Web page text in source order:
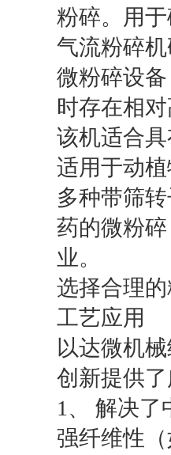
粉碎。用
气流粉碎
微粉碎设
时存在相
该机适合
适用于动
多种带筛
药的微粉
业。
选择合理
工艺应用
以达微机
创新提供
1、 解决了
强纤维性